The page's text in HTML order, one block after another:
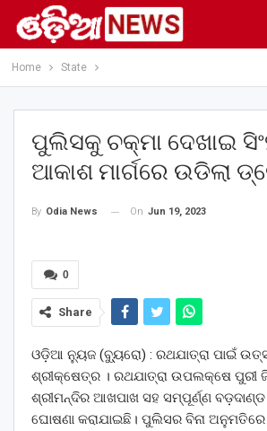
Home State
ପୁଲିସକୁ ଚକ୍‌ମା ଦେଖାଇ
ଆକାଶ ମାର୍ଗରେ ଉଡିଲା
By Odia News On Jun 19, 2023
0
Share
ଓଡ଼ିଆ ନ୍ୟୁଜ (ବ୍ୟୁ୍ରୋ) : ରଥଯାତ୍ରା ପାଇଁ
ଶ୍ରୀକ୍ଷେତ୍ର । ରଥଯାତ୍ରା ଉପଲକ୍ଷେ
ଶ୍ରୀମନ୍ଦିର ଆଖପାଖ ସହ ସମ୍ପୂର୍ଣ୍ଣ ବଡ଼ଦାଣ୍ଡ
ଘୋଷଣା କରାଯାଇଛି। ପୁଲିସର ବିନା